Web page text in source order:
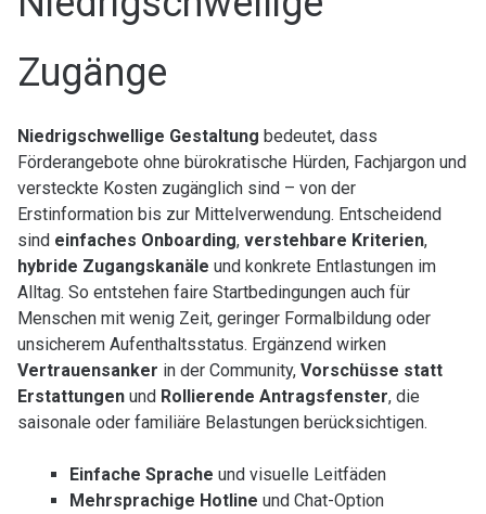
Zugänge
Niedrigschwellige Gestaltung bedeutet, dass
Förderangebote ohne bürokratische Hürden, Fachjargon und
versteckte Kosten zugänglich sind – von der
Erstinformation bis zur Mittelverwendung. Entscheidend
sind einfaches Onboarding, verstehbare Kriterien,
hybride Zugangskanäle und konkrete Entlastungen im
Alltag. So entstehen faire Startbedingungen auch für
Menschen mit wenig Zeit, geringer Formalbildung oder
unsicherem Aufenthaltsstatus. Ergänzend wirken
Vertrauensanker in der Community, Vorschüsse statt
Erstattungenund Rollierende Antragsfenster, die
saisonale oder familiäre Belastungen berücksichtigen.
Einfache Sprache und visuelle Leitfäden
Mehrsprachige Hotline und Chat-Option